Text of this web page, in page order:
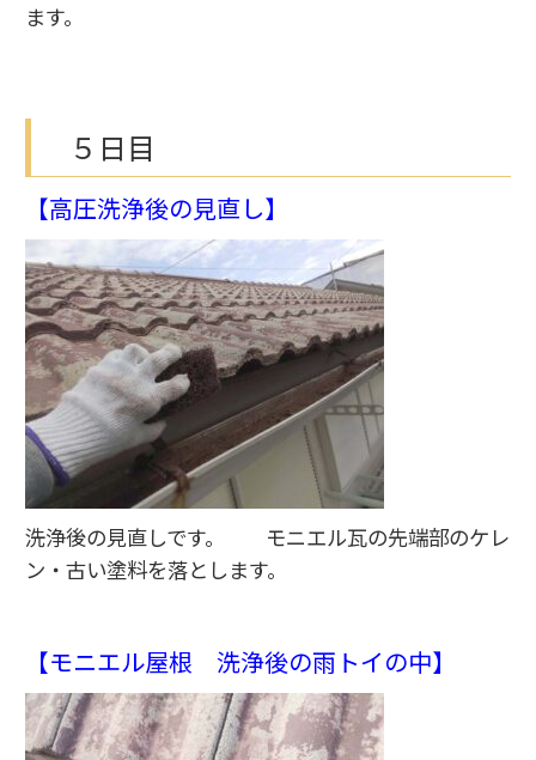
ます。
５日目
【高圧洗浄後の見直し】
洗浄後の見直しです。 モニエル瓦の先端部のケレ
ン・古い塗料を落とします。
【モニエル屋根 洗浄後の雨トイの中】